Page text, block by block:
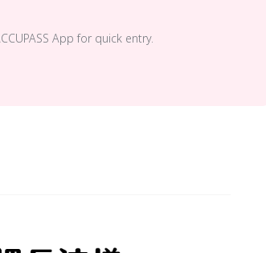
App for quick entry.